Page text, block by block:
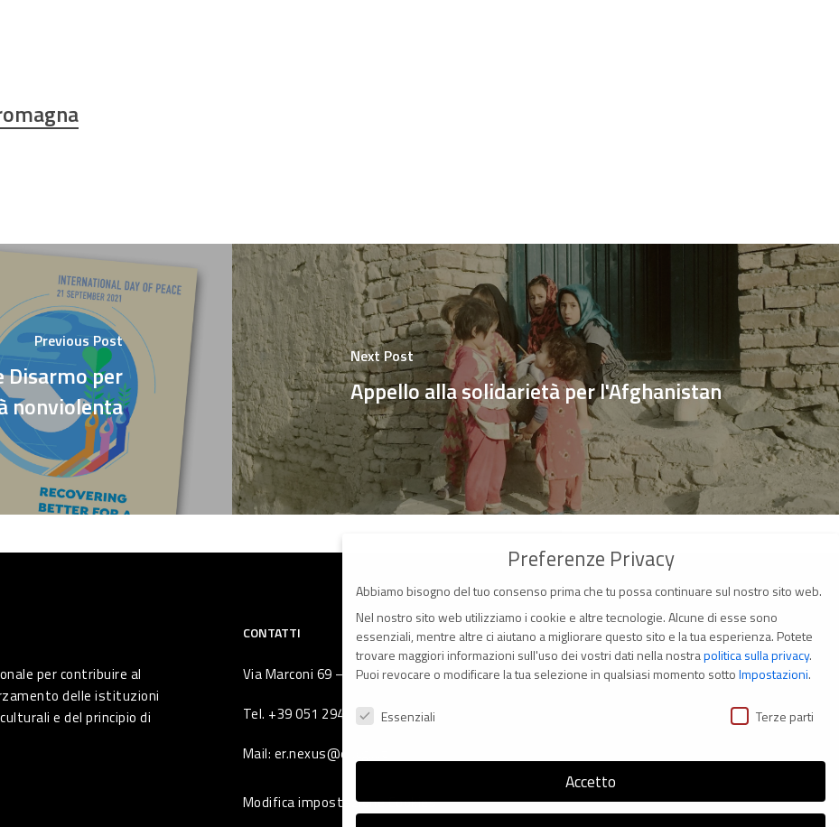
Previous Post
Disarmo per
nonviolenta
Next Post
Appello alla solidarietà per l'Afghanistan
per contribuire al
delle istituzioni
e del principio di
CONTATTI
Via Marconi 69 – 40122 Bologna (Italia)
Tel. +39 051 294 775
Mail: er.nexus@er.cgil.it
Modifica impostazione Cookies
Preferenze Privacy
Abbiamo bisogno del tuo consenso prima che tu possa continuare sul nostro sito web.
Nel nostro sito web utilizziamo i cookie e altre tecnologie. Alcune di esse sono
essenziali, mentre altre ci aiutano a migliorare questo sito e la tua esperienza. Potete
trovare maggiori informazioni sull'uso dei vostri dati nella nostrapolitica sulla privacy.
Puoi revocare o modificare la tua selezione in qualsiasi momento sottoImpostazioni.
Preferenze Privacy
Essenziali Terze parti
Accetto